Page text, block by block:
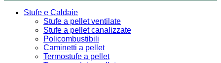
Stufe e Caldaie
Stufe a pellet ventilate
Stufe a pellet canalizzate
Policombustibili
Caminetti a pellet
Termostufe a pellet